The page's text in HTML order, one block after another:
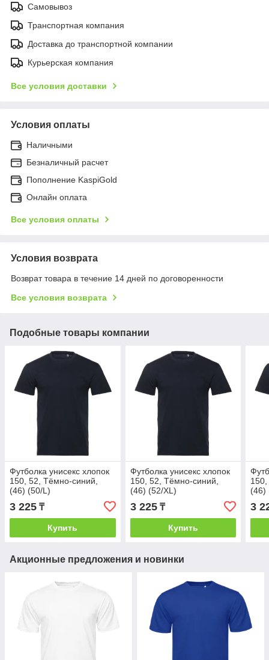
Самовывоз
Транспортная компания
Доставка до транспортной компании
Курьерская компания
Все условия доставки
Условия оплаты
Наличными
Безналичный расчет
Пополнение KaspiGold
Онлайн оплата
Все условия оплаты
Условия возврата
Возврат товара в течение 14 дней по договоренности
Все условия возврата
Подобные товары компании
Футболка унисекс хлопок
150, 52, Тёмно-синий,
(46) (50/L)
3 225 ₸
Купить
Футболка унисекс хлопок
150, 52, Тёмно-синий,
(46) (52/XL)
3 225₸
Купить
(46)
3
Акционные предложения и новинки